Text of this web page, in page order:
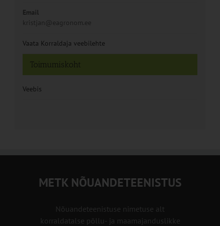
Toimumiskoht
Veebis
Email
kristjan@eagronom.ee
Vaata Korraldaja veebilehte
METK NÕUANDETEENISTUS
Nõuandeteenistuse nimetuse alt
korraldatalse põllu- ja maamajanduslikke